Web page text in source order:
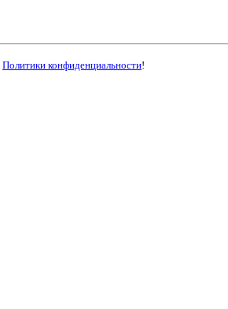
Политики конфиденциальности!